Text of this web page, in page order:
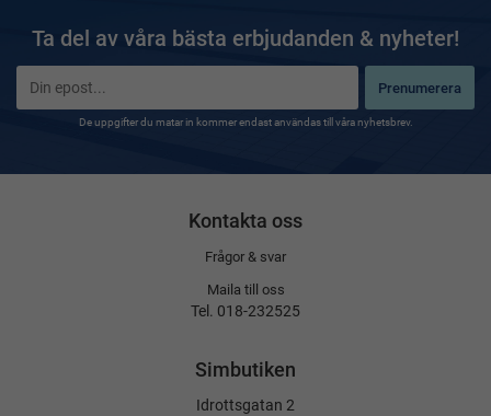
Ta del av våra bästa erbjudanden & nyheter!
Prenumerera
De uppgifter du matar in kommer endast användas till våra nyhetsbrev.
Kontakta oss
Frågor & svar
Maila till oss
Tel. 018-232525
Simbutiken
Idrottsgatan 2